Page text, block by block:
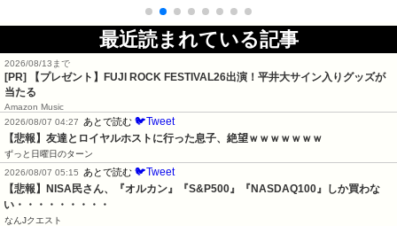
最近読まれている記事
2026/08/13まで
[PR] 【プレゼント】FUJI ROCK FESTIVAL26出演！平井大サイン入りグッズが
当たる
Amazon Music
2026/08/07 04:27
あとで読む 🐦Tweet
【悲報】友達とロイヤルホストに行った息子、絶望ｗｗｗｗｗｗｗ
ずっと日曜日のターン
2026/08/07 05:15
あとで読む 🐦Tweet
【悲報】NISA民さん、『オルカン』『S&P500』『NASDAQ100』しか買わな
い・・・・・・・・・
なんJクエスト